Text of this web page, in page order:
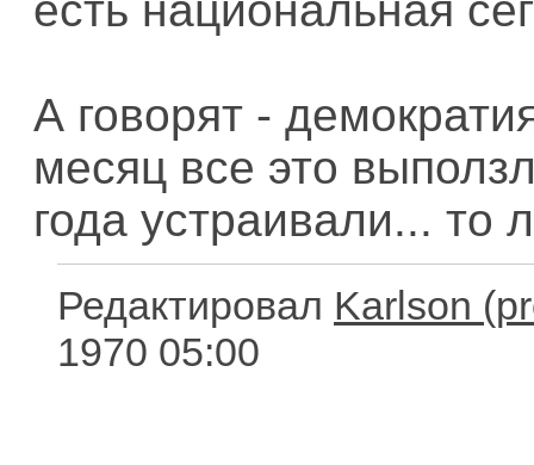
А говорят -
месяц все это
года устраивали... то
Редактировал Karlson
1970 05:00